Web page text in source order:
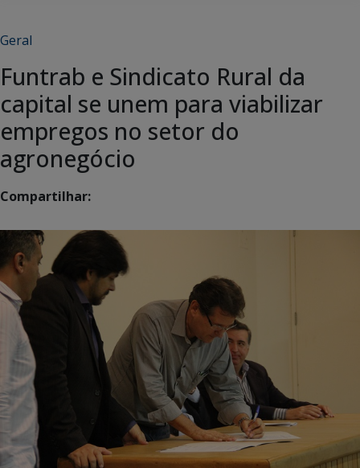
Geral
Funtrab e Sindicato Rural da
capital se unem para viabilizar
empregos no setor do
agronegócio
Compartilhar: